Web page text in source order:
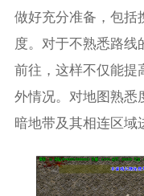
做好充分准备，包括
度。对于不熟悉路线
前往，这样不仅能提
外情况。对地图熟悉
暗地带及其相连区域